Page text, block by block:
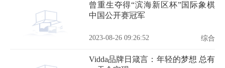
曾重生夺得“滨海新区杯”国际象棋
中国公开赛冠军
2023-08-26 09:26:52 综合
Vidda品牌日箴言：年轻的梦想 总有